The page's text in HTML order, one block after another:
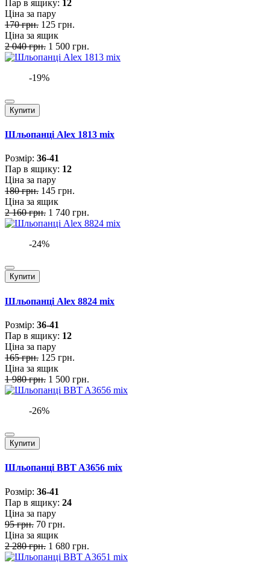
Пар в ящику: 12
Ціна за пару
170 грн. 125 грн.
Ціна за ящик
2 040 грн. 1 500 грн.
-19%
Купити
Шльопанці Alex 1813 mix
Розмiр: 36-41
Пар в ящику: 12
Ціна за пару
180 грн. 145 грн.
Ціна за ящик
2 160 грн. 1 740 грн.
-24%
Купити
Шльопанці Alex 8824 mix
Розмiр: 36-41
Пар в ящику: 12
Ціна за пару
165 грн. 125 грн.
Ціна за ящик
1 980 грн. 1 500 грн.
-26%
Купити
Шльопанці BBT A3656 mix
Розмiр: 36-41
Пар в ящику: 24
Ціна за пару
95 грн. 70 грн.
Ціна за ящик
2 280 грн. 1 680 грн.